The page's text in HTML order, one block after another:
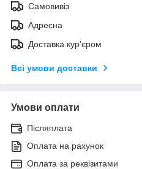
Самовивіз
Адресна
Доставка кур'єром
Всі умови доставки
Умови оплати
Післяплата
Оплата на рахунок
Оплата за реквізитами